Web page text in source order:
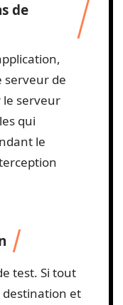
de
serveur de
le serveur
qui
le
test. Si tout
destination et